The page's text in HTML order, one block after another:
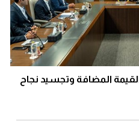
المضافة وتجسيد نجاح